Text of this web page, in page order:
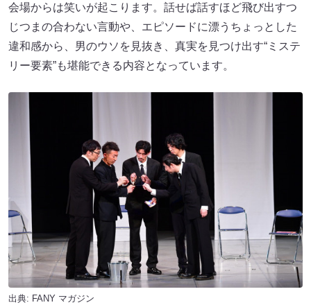
会場からは笑いが起こります。話せば話すほど飛び出すつ
じつまの合わない言動や、エピソードに漂うちょっとした
違和感から、男のウソを見抜き、真実を見つけ出す“ミステ
リー要素”も堪能できる内容となっています。
出典: FANY マガジン